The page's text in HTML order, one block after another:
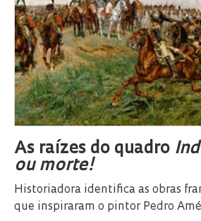
As raízes do quadro
ou morte!
Historiadora identifica as obras
que inspiraram o pintor Pedro